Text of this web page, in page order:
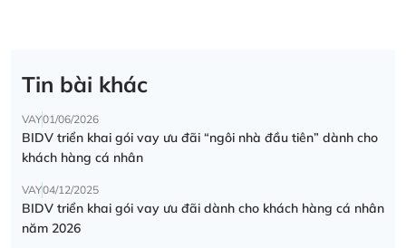
Tin bài khác
VAY01/06/2026
BIDV triển khai gói vay ưu đãi “ngôi nhà đầu tiên” dành cho
khách hàng cá nhân
VAY04/12/2025
BIDV triển khai gói vay ưu đãi dành cho khách hàng cá nhân
năm 2026